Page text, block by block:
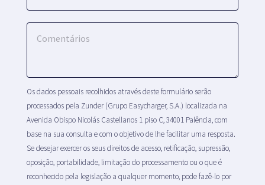
Os dados pessoais recolhidos através deste formulário serão
processados pela Zunder (Grupo Easycharger, S.A.) localizada na
Avenida Obispo Nicolás Castellanos 1 piso C, 34001 Palência, com
base na sua consulta e com o objetivo de lhe facilitar uma resposta.
Se desejar exercer os seus direitos de acesso, retificação, supressão,
oposição, portabilidade, limitação do processamento ou o que é
reconhecido pela legislação a qualquer momento, pode fazê-lo por